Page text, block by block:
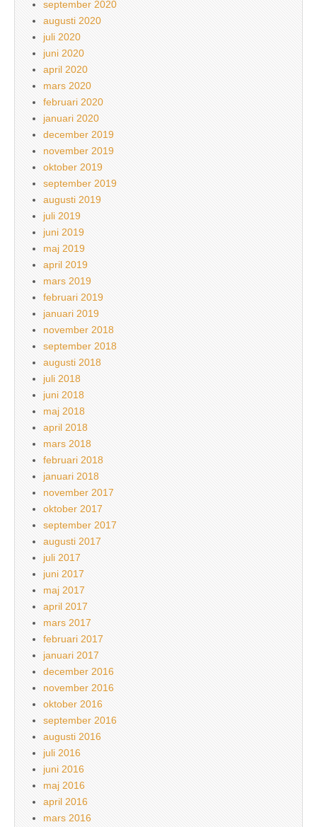
september 2020
augusti 2020
juli 2020
juni 2020
april 2020
mars 2020
februari 2020
januari 2020
december 2019
november 2019
oktober 2019
september 2019
augusti 2019
juli 2019
juni 2019
maj 2019
april 2019
mars 2019
februari 2019
januari 2019
november 2018
september 2018
augusti 2018
juli 2018
juni 2018
maj 2018
april 2018
mars 2018
februari 2018
januari 2018
november 2017
oktober 2017
september 2017
augusti 2017
juli 2017
juni 2017
maj 2017
april 2017
mars 2017
februari 2017
januari 2017
december 2016
november 2016
oktober 2016
september 2016
augusti 2016
juli 2016
juni 2016
maj 2016
april 2016
mars 2016